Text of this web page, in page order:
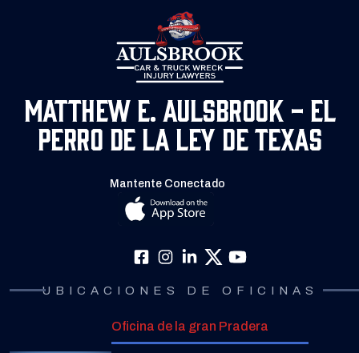
Matthew E. Aulsbrook - El
Perro de la Ley de Texas
Mantente Conectado
UBICACIONES DE OFICINAS
Oficina de la gran Pradera